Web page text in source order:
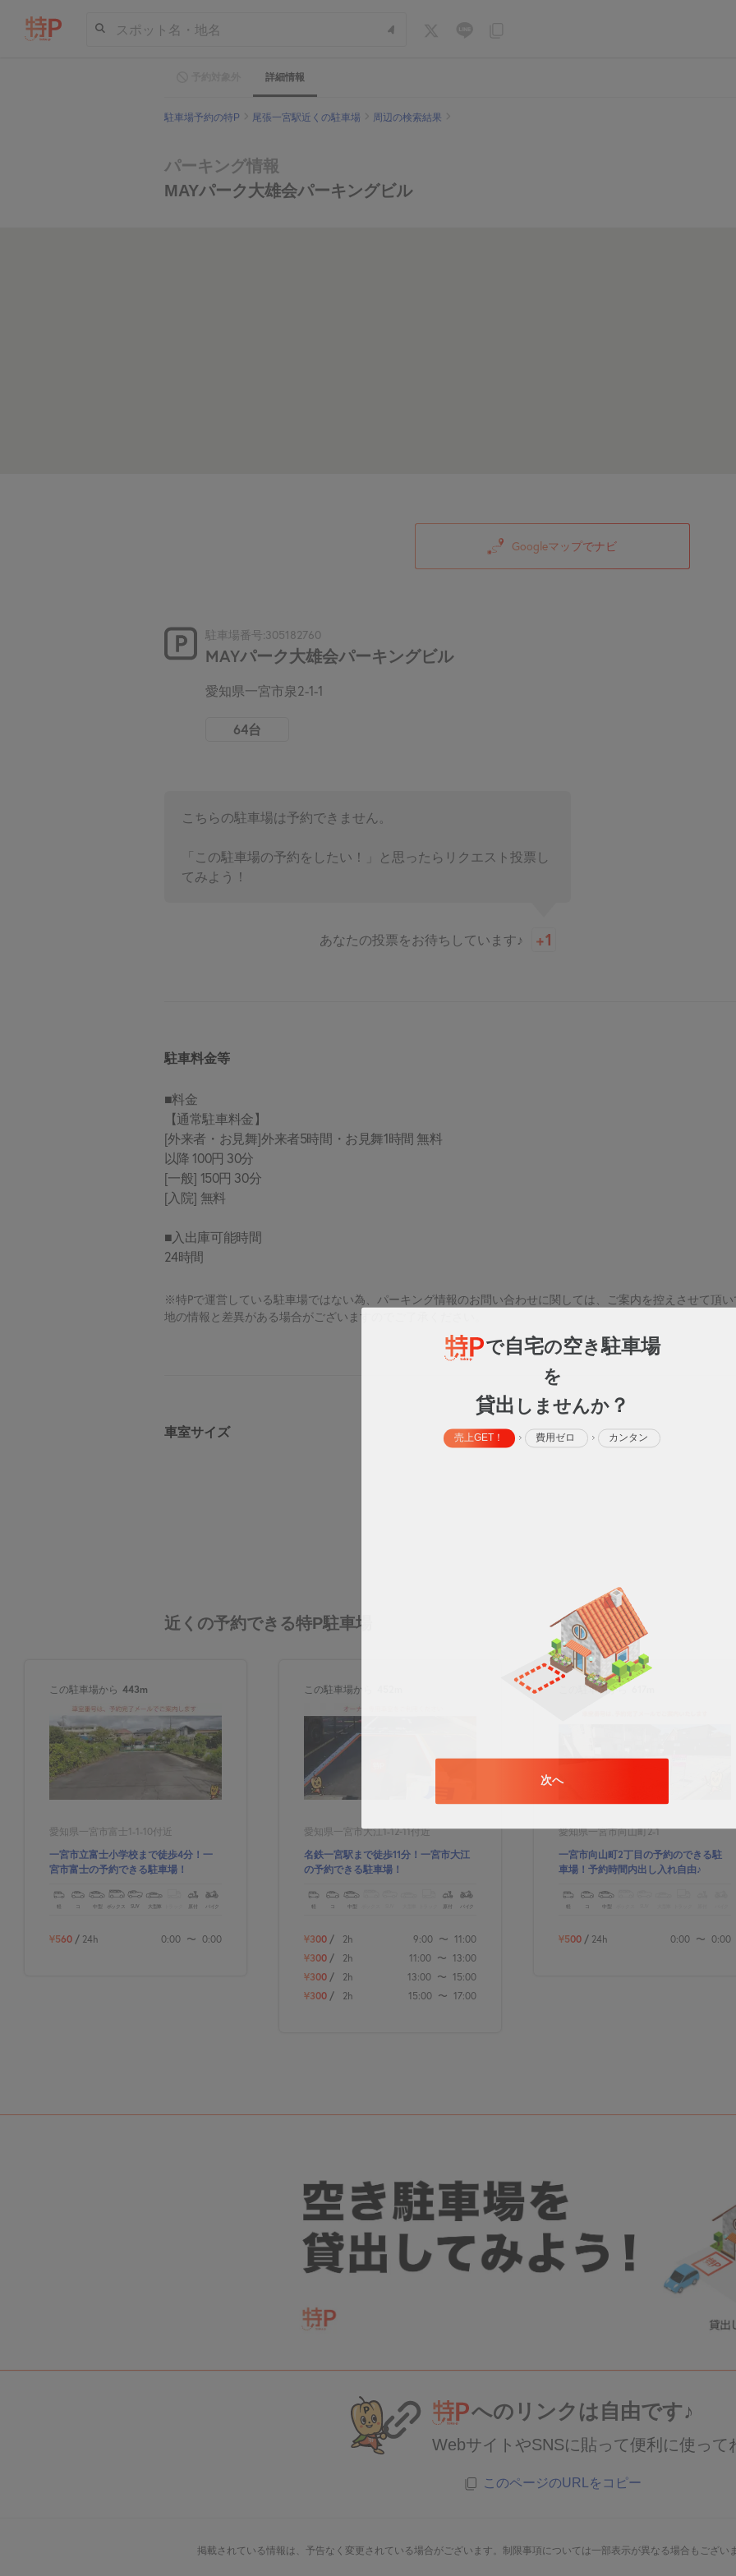
スポット名・地名
詳細情報
駐車場予約の特P 尾張一宮駅近くの駐車場 周辺の検索結果
パーキング情報
MAYパーク大雄会パーキングビル
Googleマップでナビ
駐車場番号:305182760
MAYパーク大雄会パーキングビル
愛知県一宮市泉2-1-1
64台
こちらの駐車場は予約できません。
「この駐車場の予約をしたい！」と思ったらリクエスト投票し
てみよう！
あなたの投票をお待ちしています♪
駐車料金等
■料金
【通常駐車料金】
[外来者・お見舞]外来者5時間・お見舞1時間 無料
以降 100円 30分
[一般] 150円 30分
[入院] 無料
■入出庫可能時間
24時間
※特Pで運営している駐車場ではない為、パーキング情報のお問い合わせに関しては、ご案内を控えさせて頂
地の情報と差異がある場合がございますのでご了承ください。
車室サイズ
近くの予約できる特P駐車場
この駐車場から 443m
愛知県一宮市富士1-1-10付近
一宮市立富士小学校まで徒歩4分！一
宮市富士の予約できる駐車場！
軽 コ 中型 ボックス SUV 大型車 原付 バイク
¥560 / 24h 0:00 〜 0:00
この駐車場から
愛知県一宮市大江1-12‐11付近
名鉄一宮駅まで徒歩11分！一宮市大江
の予約できる駐車場！
軽 コ 中型 原付 バイク
¥300 / 2h 9:00 〜 11:00
¥300 / 2h 11:00 〜 13:00
¥300 / 2h 13:00 〜 15:00
¥300 / 2h 15:00 〜 17:00
この駐車場から
愛知県一宮市向山町2-1
一宮市向山町2丁目の予約のできる駐
車場！予約時間内出し入れ自由♪
軽 コ 中型
¥500 / 24h 0:00 〜 0:00
へのリンクは自由です♪
WebサイトやSNSに貼って便利に使って
このページのURLをコピー
掲載されている情報は、予告なく変更されている場合がございます。制限事項については一部表示が異なる場合もござい
で自宅の空き駐車場
を
貸出 しませんか？
売上GET！ 費用ゼロ カンタン
次へ